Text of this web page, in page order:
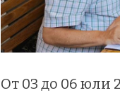
От 03 до 06 юли